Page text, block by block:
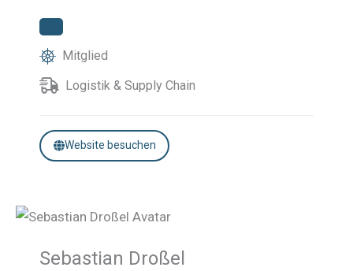
Mitglied
Logistik & Supply Chain
Website besuchen
Sebastian Droßel